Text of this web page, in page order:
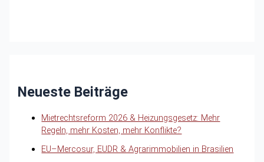
Neueste Beiträge
Mietrechtsreform 2026 & Heizungsgesetz: Mehr
Regeln, mehr Kosten, mehr Konflikte?
EU–Mercosur, EUDR & Agrarimmobilien in Brasilien